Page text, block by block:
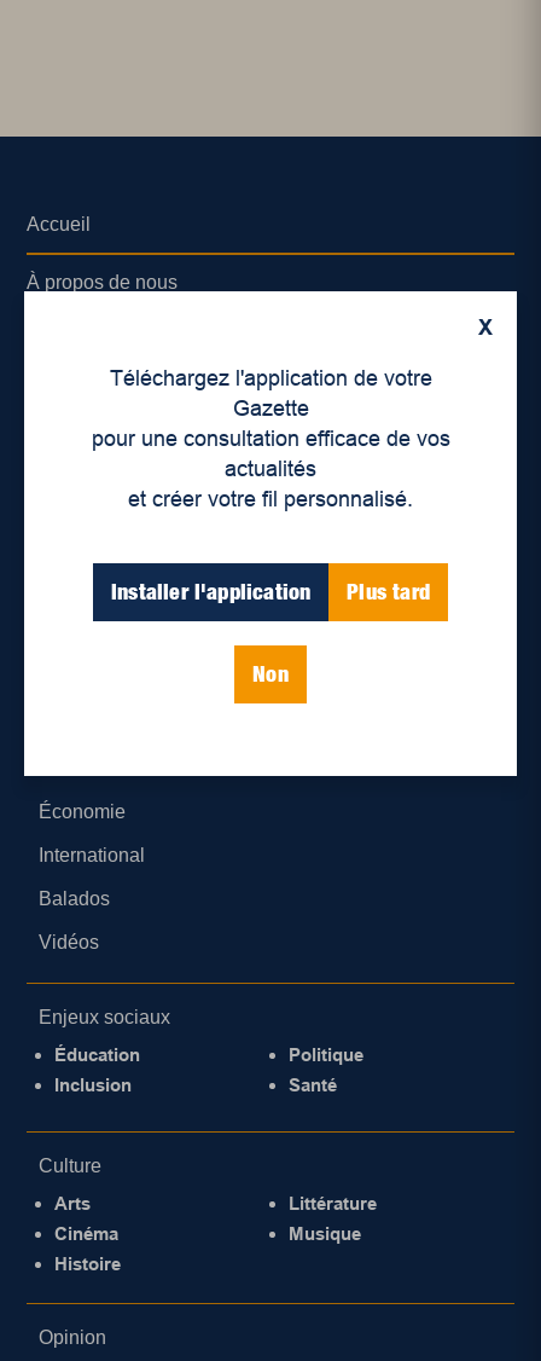
X
Téléchargez l'application de votre
Gazette
pour une consultation efficace de vos
actualités
et créer votre fil personnalisé.
Installer l'application Plus tard
Non
Accueil
À propos de nous
Lieux de distribution
Économie
International
Balados
Vidéos
Enjeux sociaux
Éducation
Inclusion
Politique
Santé
Culture
Arts
Cinéma
Histoire
Littérature
Musique
Opinion